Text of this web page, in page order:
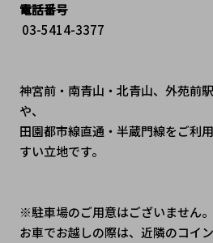
電話番号
03-5414-3377
神宮前・南青山・北青山、外苑前
や、
田園都市線直通・半蔵門線をご利
すい立地です。
※駐車場のご用意はございません。
お車でお越しの際は、近隣のコイ